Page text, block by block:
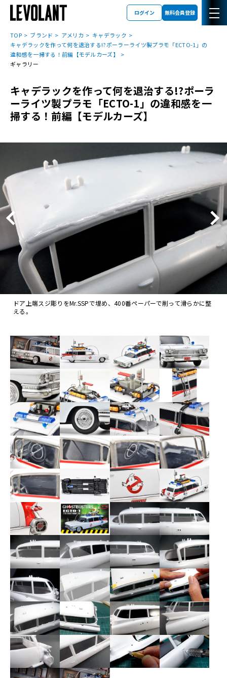
ログイン 無料会員登録
TOP ブランド アメリカ
キャデラック
キャデラックを作って何を退治する!?ポーラーライツ製プラモ「ECTO-1」の
違和感を一掃する！前編【モデルカーズ】
ギャラリー
キャデラックを作って何を退治する!?ポーラ
ーライツ製プラモ「ECTO-1」の違和感を一
掃する！前編【モデルカーズ】
ドア上端スジ彫りをMr.SSPで埋め、400番ペーパーで削って滑らかに整
える。